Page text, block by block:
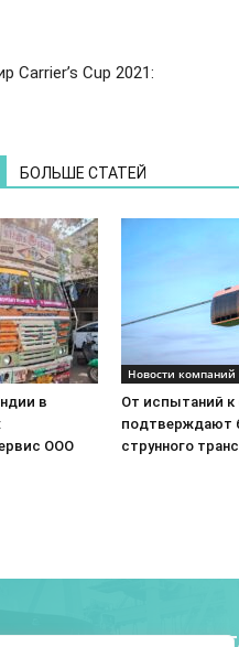
Carrier’s Cup 2021:
БОЛЬШЕ СТАТЕЙ
в
ООО
Новости компаний
От испытаний к
подтверждают
струнного